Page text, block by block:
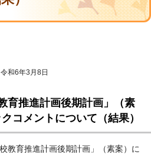
和6年3月8日
育推進計画後期計画」（素
コメントについて（結果）
教育推進計画後期計画」（素案）に